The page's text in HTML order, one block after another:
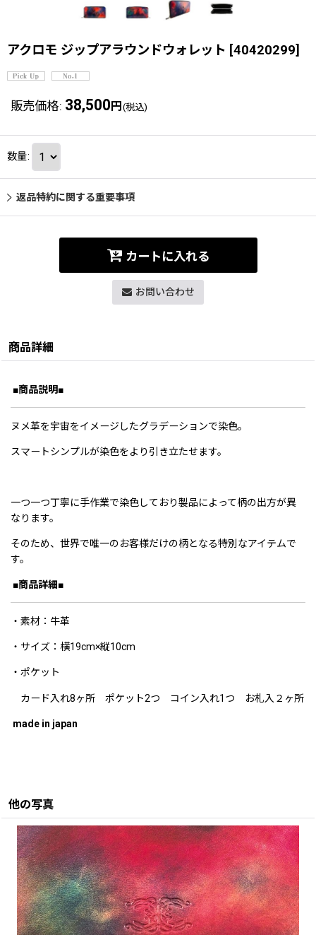
アクロモ ジップアラウンドウォレット [40420299]
販売価格: 38,500 円 (税込)
数量:
返品特約に関する重要事項
カートに入れる
お問い合わせ
商品詳細
■商品説明■
ヌメ革を宇宙をイメージしたグラデーションで染色。
スマートシンプルが染色をより引き立たせます。
一つ一つ丁寧に手作業で染色しており製品によって柄の出方が異
なります。
そのため、世界で唯一のお客様だけの柄となる特別なアイテムで
す。
■商品詳細■
・素材：牛革
・サイズ：横19cm×縦10cm
・ポケット
カード入れ8ヶ所 ポケット2つ コイン入れ1つ お札入２ヶ所
made in japan
他の写真